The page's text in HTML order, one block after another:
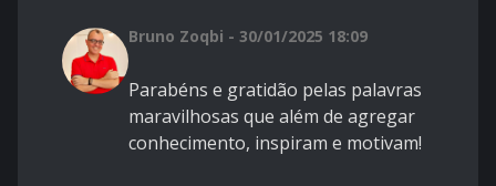
Bruno Zoqbi - 30/01/2025 18:09
Parabéns e gratidão pelas palavras
maravilhosas que além de agregar
conhecimento, inspiram e motivam!